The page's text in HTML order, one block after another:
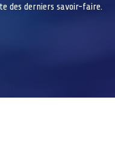
des derniers savoir-faire.